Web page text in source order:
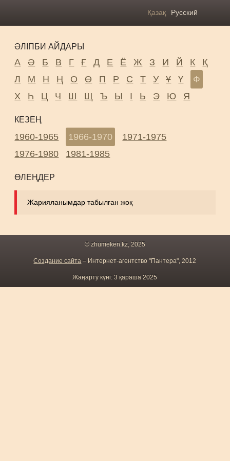
Қазақ Русский
ӘЛІПБИ АЙДАРЫ
А Ә Б В Г Ғ Д Е Ё Ж З И Й К
Қ
Л
М Н Ң О Ө П Р С Т У Ұ Ү
Ф
Х
Һ Ц Ч Ш Щ Ъ Ы І Ь Э Ю Я
КЕЗЕҢ
1960-1965 1966-1970
1971-1975
1976-1980
1981-1985
ӨЛЕҢДЕР
Жарияланымдар табылған жоқ
© zhumeken.kz, 2025
Создание сайта – Интернет-агентство "Пантера", 2012
Жаңарту күні: 3 қараша 2025